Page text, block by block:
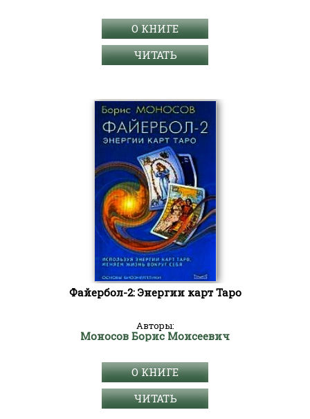
О КНИГЕ
ЧИТАТЬ
Файербол-2: Энергии карт Таро
Авторы:
Моносов Борис Моисеевич
О КНИГЕ
ЧИТАТЬ